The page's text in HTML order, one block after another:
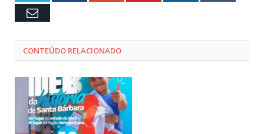
Email
CONTEÚDO RELACIONADO